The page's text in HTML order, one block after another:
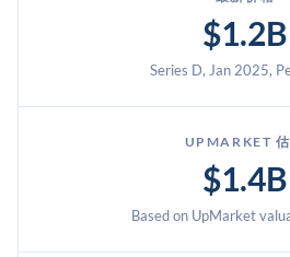
$1.2B
Series D, Jan 2025,
UPMARKET
$1.4B
Based on UpMarket